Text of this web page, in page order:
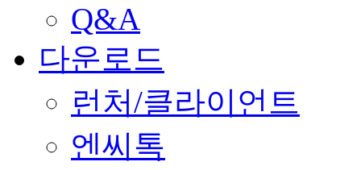
Q&A
다운로드
런처/클라이언트
엔씨톡